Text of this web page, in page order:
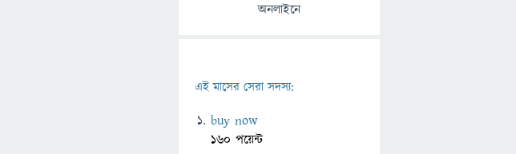
অনলাইনে
এই মাসের সেরা সদস্য:
buy now
160 পয়েন্ট